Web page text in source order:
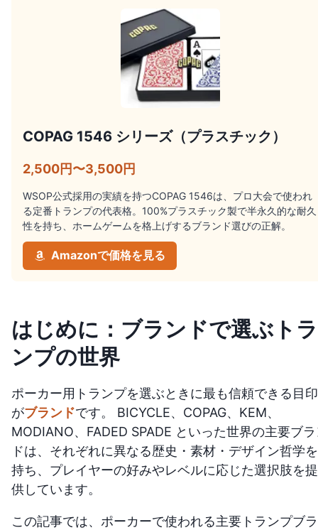
COPAG 1546 シリーズ（プラスチック）
2,500円〜3,500円
WSOP公式採用の実績を持つCOPAG 1546は、プロ大会で使われ
る定番トランプの代表格。100%プラスチック製で半永久的な耐久
性を持ち、ホームゲームを格上げするブランド選びの正解。
Amazonで価格を見る
はじめに：ブランドで選ぶトラ
ンプの世界
ポーカー用トランプを選ぶときに最も信頼できる目印
がブランドです。 BICYCLE、COPAG、KEM、
MODIANO、FADED SPADE といった世界の主要ブ
ドは、それぞれに異なる歴史・素材・デザイン哲学を
持ち、プレイヤーの好みやレベルに応じた選択肢を提
供しています。
この記事では、ポーカーで使われる主要トランプブラ